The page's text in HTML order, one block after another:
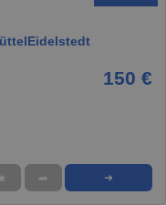
150 €
➦ ➜